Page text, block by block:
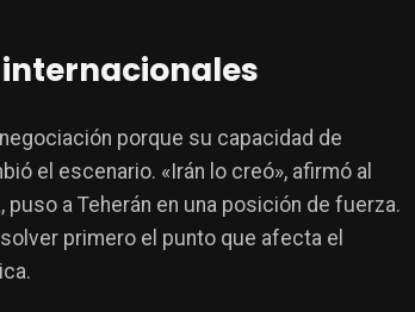
porque su capacidad de
el escenario. «Irán lo creó», afirmó al
a Teherán en una posición de fuerza.
primero el punto que afecta el